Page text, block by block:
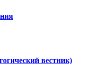
вестник)